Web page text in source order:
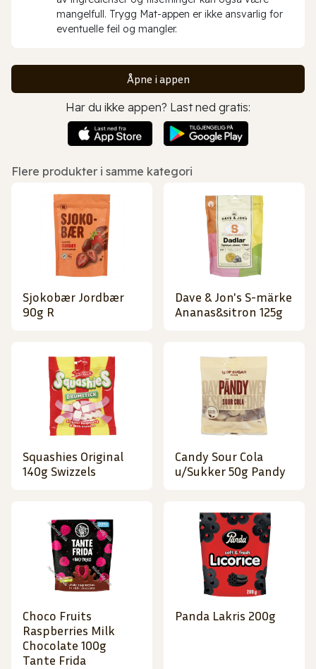
mangelfull. Trygg Mat-appen er ikke ansvarlig for
eventuelle feil og mangler.
Åpne i appen
Har du ikke appen? Last ned gratis:
Flere produkter i samme kategori
Sjokobær Jordbær
90g R
Dave & Jon's S-märke
Ananas&sitron 125g
Squashies Original
140g Swizzels
Candy Sour Cola
u/Sukker 50g Pandy
Choco Fruits
Raspberries Milk
Chocolate 100g
Tante Frida
Panda Lakris 200g